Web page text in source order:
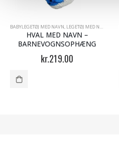
BABYLEGETØJ MED NAVN, LEGETØJ MED NAVN
HVAL MED NAVN –
BARNEVOGNSOPHÆNG
kr.219.00